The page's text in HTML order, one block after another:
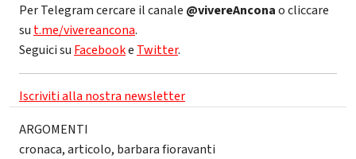
Per Telegram cercare il canale @vivereAnconao cliccare
su t.me/vivereancona.
Seguici su Facebooke Twitter.
Iscriviti alla nostra newsletter
ARGOMENTI
cronaca,articolo, barbara fioravanti